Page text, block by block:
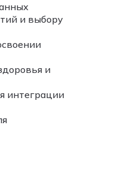
и выбору
и
интеграции